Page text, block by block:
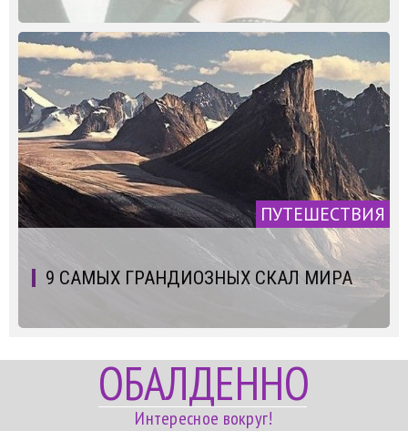
ПУТЕШЕСТВИЯ
9 САМЫХ ГРАНДИОЗНЫХ СКАЛ МИРА
ОБАЛДЕННО
Интересное вокруг!